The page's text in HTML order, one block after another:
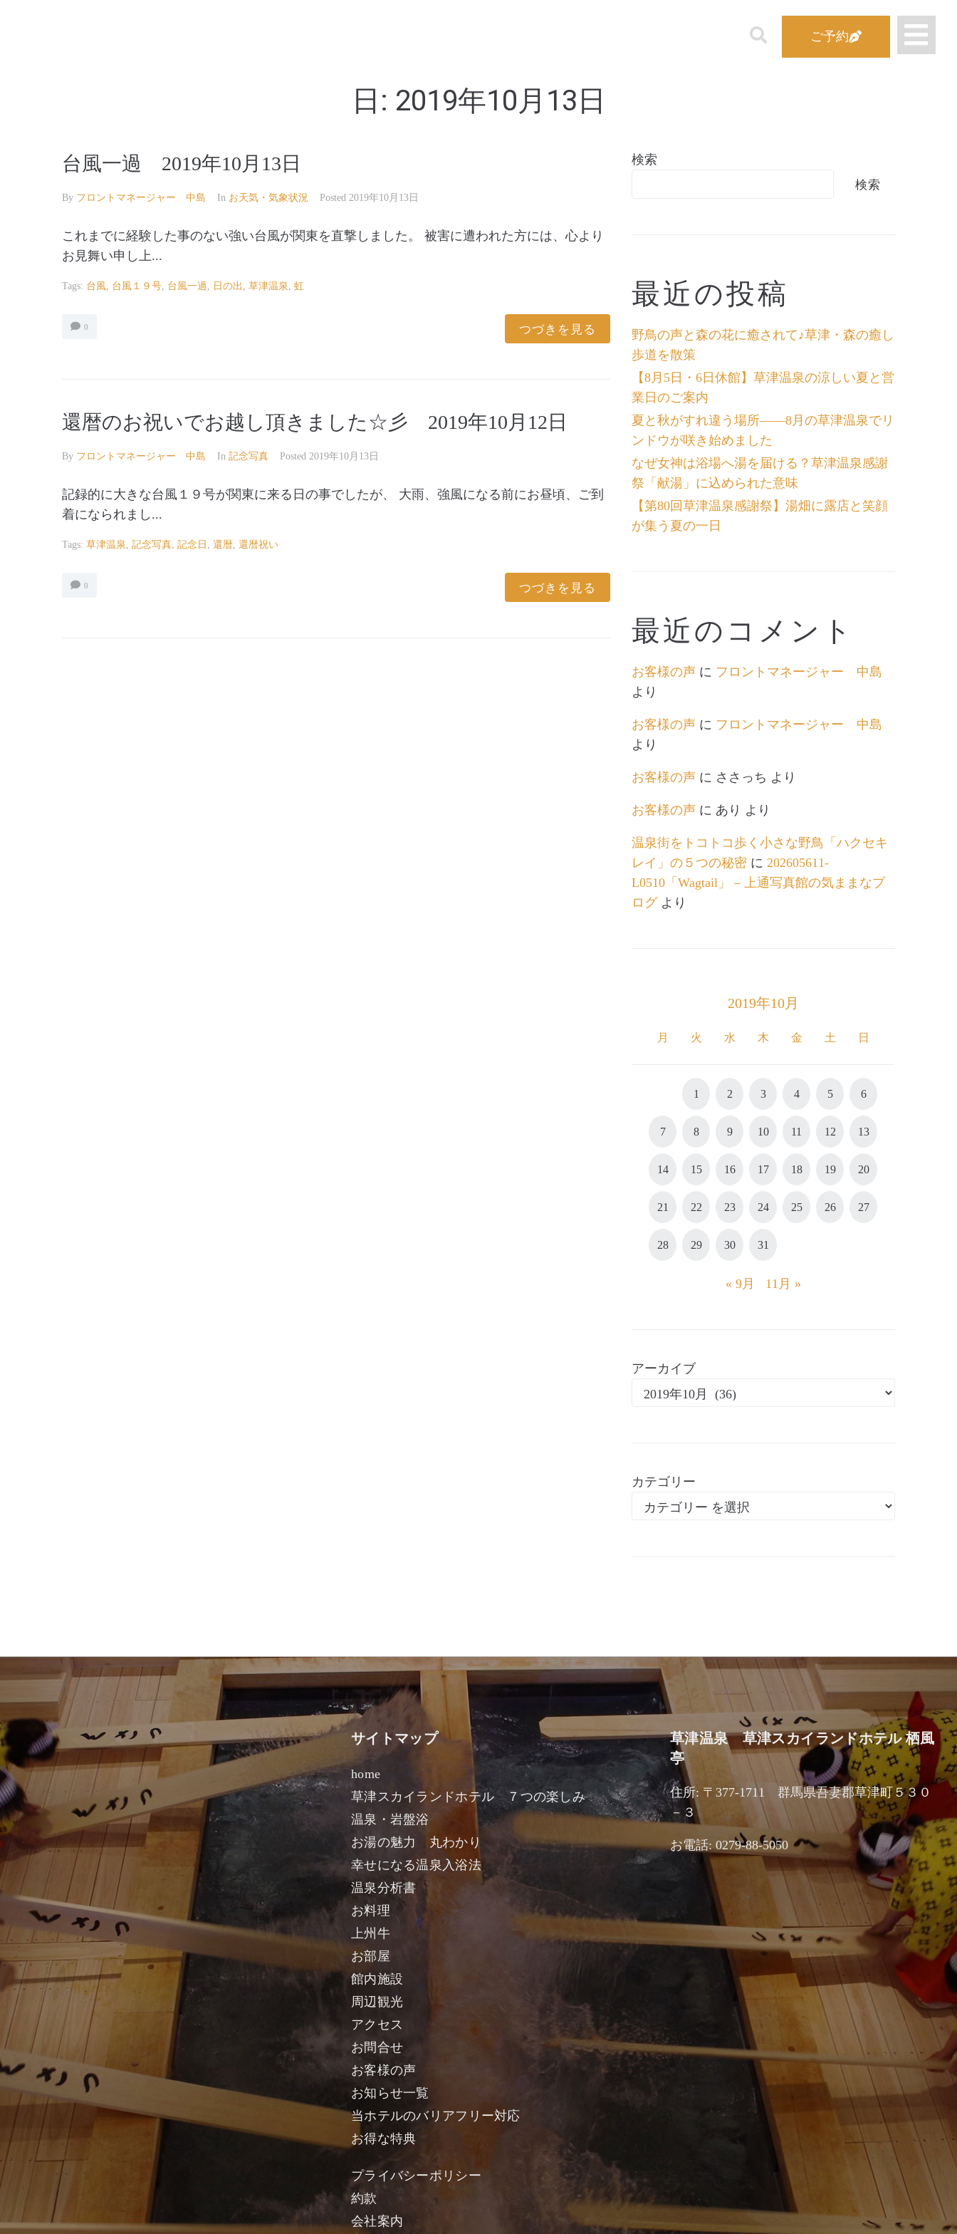
ご予約
日: 2019年10月13日
台風一過 2019年10月13日
By フロントマネージャー 中島 In お天気・気象状況 Posted 2019年10月13日
これまでに経験した事のない強い台風が関東を直撃しました。 被害に遭われた方には、心より
お見舞い申し上...
Tags: 台風, 台風１９号, 台風一過, 日の出 , 草津温泉, 虹
0 つづきを見る
還暦のお祝いでお越し頂きました☆彡 2019年10月12日
By フロントマネージャー 中島 In 記念写真 Posted 2019年10月13日
記録的に大きな台風１９号が関東に来る日の事でしたが、 大雨、強風になる前にお昼頃、ご到
着になられまし...
Tags: 草津温泉, 記念写真, 記念日 , 還暦, 還暦祝い
0 つづきを見る
検索
検索
最近の投稿
野鳥の声と森の花に癒されて♪草津・森の癒し
歩道を散策
【8月5日・6日休館】草津温泉の涼しい夏と営
業日のご案内
夏と秋がすれ違う場所――8月の草津温泉でリ
ンドウが咲き始めました
なぜ女神は浴場へ湯を届ける？草津温泉感謝
祭「献湯」に込められた意味
【第80回草津温泉感謝祭】湯畑に露店と笑顔
が集う夏の一日
最近のコメント
お客様の声 に フロントマネージャー 中島
より
お客様の声 に フロントマネージャー 中島
より
お客様の声 に ささっち より
お客様の声 に あり より
温泉街をトコトコ歩く小さな野鳥「ハクセキ
レイ」の５つの秘密 に 202605611-
L0510「Wagtail」 – 上通写真館の気ままなブ
ログより
2019年10月
月 火 水 木 金 土 日
1 2 3 4 5 6
7 8 9 10 11 12 13
14 15 16 17 18 19 20
21 22 23 24 25 26 27
28 29 30 31
« 9月 11月 »
アーカイブ
カテゴリー
サイトマップ
home
草津スカイランドホテル ７つの楽しみ
温泉・岩盤浴
お湯の魅力 丸わかり
幸せになる温泉入浴法
温泉分析書
お料理
上州牛
お部屋
館内施設
周辺観光
アクセス
お問合せ
お客様の声
お知らせ一覧
当ホテルのバリアフリー対応
お得な特典
プライバシーポリシー
約款
会社案内
草津温泉 草津スカイランドホテル 栖風
亭
住所: 〒377-1711 群馬県吾妻郡草津町５３０
－３
お電話: 0279-88-5050